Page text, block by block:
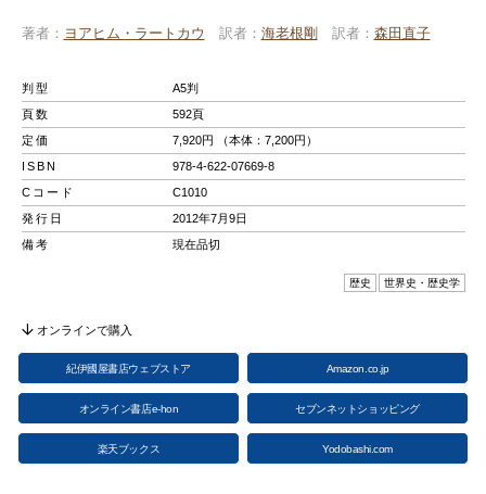
著者 ヨアヒム・ラートカウ 訳者 海老根剛 訳者 森田直子
判型
A5判
頁数
592頁
定価
7,920円 （本体：7,200円）
ISBN
978-4-622-07669-8
Cコード
C1010
発行日
2012年7月9日
備考
現在品切
歴史 世界史・歴史学
オンラインで購入
紀伊國屋書店ウェブストア Amazon.co.jp
オンライン書店e-hon セブンネットショッピング
楽天ブックス Yodobashi.com